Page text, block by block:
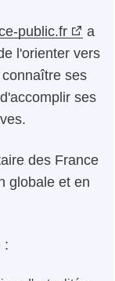
public.fr
a
l'orienter vers
ses
ses
des France
globale et en
: